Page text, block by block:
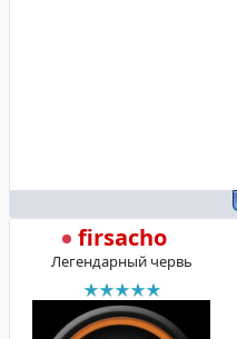
firsacho
Легендарный червь